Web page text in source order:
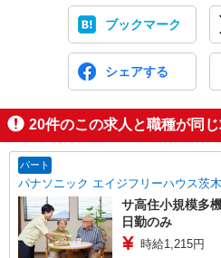
ブックマーク
シェアする
20件のこの求人と職種が同じ
パート
パナソニック エイジフリーハウス茨
サ高住小規模多
日勤のみ
時給1,215円